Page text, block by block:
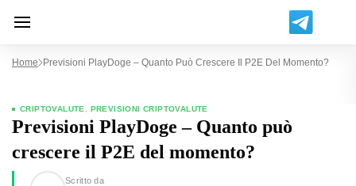
Home Previsioni PlayDoge – Quanto Può Crescere Il P2E Del Momento?
CRIPTOVALUTE PREVISIONI CRIPTOVALUTE
Previsioni PlayDoge – Quanto può
crescere il P2E del momento?
Scritto da